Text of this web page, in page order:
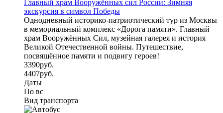
Главный храм Вооружённых сил России: Зимняя
экскурсия в символ Победы
Однодневный историко-патриотический тур из Москвы
в мемориальный комплекс «Дорога памяти». Главный
храм Вооружённых Сил, музейная галерея и история
Великой Отечественной войны. Путешествие,
посвящённое памяти и подвигу героев!
3390руб.
4407руб.
Даты
По вс
Вид транспорта